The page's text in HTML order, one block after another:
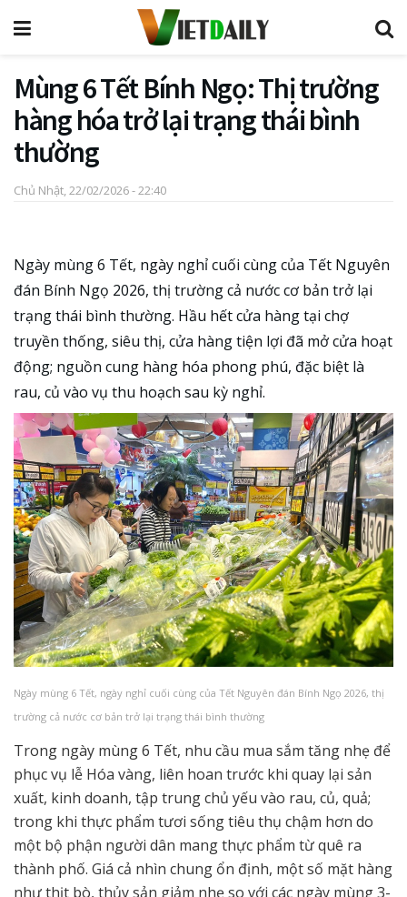
Mùng 6 Tết Bính Ngọ: Thị trường
hàng hóa trở lại trạng thái bình
thường
Chủ Nhật, 22/02/2026 - 22:40
Ngày mùng 6 Tết, ngày nghỉ cuối cùng của Tết Nguyên
đán Bính Ngọ 2026, thị trường cả nước cơ bản trở lại
trạng thái bình thường. Hầu hết cửa hàng tại chợ
truyền thống, siêu thị, cửa hàng tiện lợi đã mở cửa hoạt
động; nguồn cung hàng hóa phong phú, đặc biệt là
rau, củ vào vụ thu hoạch sau kỳ nghỉ.
Ngày mùng 6 Tết, ngày nghỉ cuối cùng của Tết Nguyên đán Bính Ngọ 2026, thị
trường cả nước cơ bản trở lại trạng thái bình thường
Trong ngày mùng 6 Tết, nhu cầu mua sắm tăng nhẹ để
phục vụ lễ Hóa vàng, liên hoan trước khi quay lại sản
xuất, kinh doanh, tập trung chủ yếu vào rau, củ, quả;
trong khi thực phẩm tươi sống tiêu thụ chậm hơn do
một bộ phận người dân mang thực phẩm từ quê ra
thành phố. Giá cả nhìn chung ổn định, một số mặt hàng
như thịt bò, thủy sản giảm nhẹ so với các ngày mùng 3-